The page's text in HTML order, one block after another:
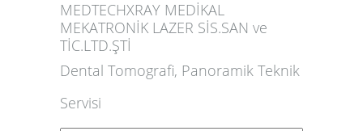
MEDTECHXRAY MEDİKAL
MEKATRONİK LAZER SİS.SAN ve
TİC.LTD.ŞTİ
Dental Tomografi, Panoramik Teknik
Servisi